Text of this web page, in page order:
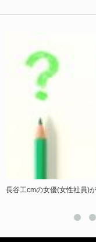
長谷工cmの女優(女性社員)